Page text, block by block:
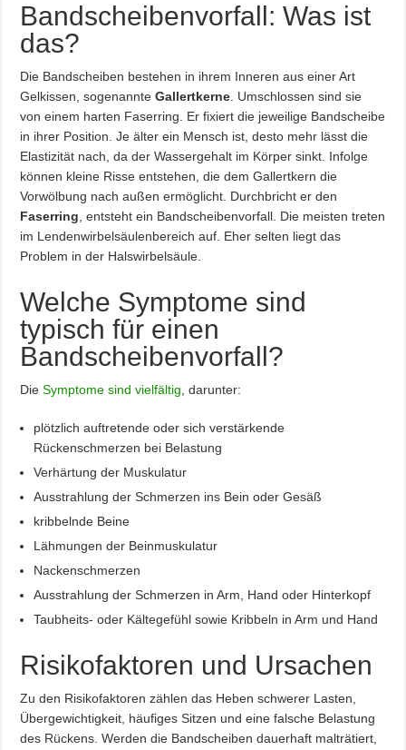
Bandscheibenvorfall: Was ist
das?
Die Bandscheiben bestehen in ihrem Inneren aus einer Art
Gelkissen, sogenannteGallertkerne. Umschlossen sind sie
von einem harten Faserring. Er fixiert die jeweilige Bandscheibe
in ihrer Position. Je älter ein Mensch ist, desto mehr lässt die
Elastizität nach, da der Wassergehalt im Körper sinkt. Infolge
können kleine Risse entstehen, die dem Gallertkern die
Vorwölbung nach außen ermöglicht. Durchbricht er den
Faserring, entsteht ein Bandscheibenvorfall. Die meisten treten
im Lendenwirbelsäulenbereich auf. Eher selten liegt das
Problem in der Halswirbelsäule.
Welche Symptome sind
typisch für einen
Bandscheibenvorfall?
DieSymptome sind vielfältig, darunter:
plötzlich auftretende oder sich verstärkende
Rückenschmerzen bei Belastung
Verhärtung der Muskulatur
Ausstrahlung der Schmerzen ins Bein oder Gesäß
kribbelnde Beine
Lähmungen der Beinmuskulatur
Nackenschmerzen
Ausstrahlung der Schmerzen in Arm, Hand oder Hinterkopf
Taubheits- oder Kältegefühl sowie Kribbeln in Arm und Hand
Risikofaktoren und Ursachen
Zu den Risikofaktoren zählen das Heben schwerer Lasten,
Übergewichtigkeit, häufiges Sitzen und eine falsche Belastung
des Rückens. Werden die Bandscheiben dauerhaft malträtiert,